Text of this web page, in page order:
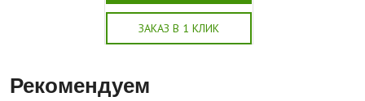
ЗАКАЗ В 1 КЛИК
Рекомендуем